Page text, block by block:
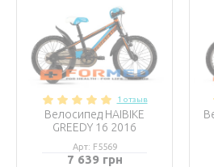
1 отзыв
Велосипед HAIBIKE
GREEDY 16 2016
Арт: F5569
7 639 грн